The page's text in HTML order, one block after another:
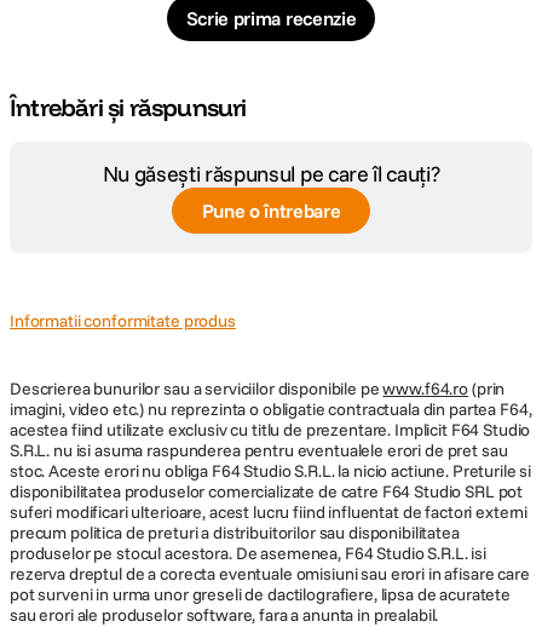
https://www.peakdesign.com/eu/product
Scrie prima recenzie
Întrebări și răspunsuri
Nu găsești răspunsul pe care îl cauți?
Pune o întrebare
Informatii conformitate produs
Descrierea bunurilor sau a serviciilor disponibile pewww.f64.ro(prin
imagini, video etc.) nu reprezinta o obligatie contractuala din partea F64,
acestea fiind utilizate exclusiv cu titlu de prezentare. Implicit F64 Studio
S.R.L. nu isi asuma raspunderea pentru eventualele erori de pret sau
stoc. Aceste erori nu obliga F64 Studio S.R.L. la nicio actiune. Preturile si
disponibilitatea produselor comercializate de catre F64 Studio SRL pot
suferi modificari ulterioare, acest lucru fiind influentat de factori externi
precum politica de preturi a distribuitorilor sau disponibilitatea
produselor pe stocul acestora. De asemenea, F64 Studio S.R.L. isi
rezerva dreptul de a corecta eventuale omisiuni sau erori in afisare care
pot surveni in urma unor greseli de dactilografiere, lipsa de acuratete
sau erori ale produselor software, fara a anunta in prealabil.